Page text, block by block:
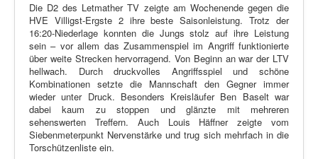
Die D2 des Letmather TV zeigte am Wochenende gegen die
HVE Villigst-Ergste 2 ihre beste Saisonleistung. Trotz der
16:20-Niederlage konnten die Jungs stolz auf ihre Leistung
sein – vor allem das Zusammenspiel im Angriff funktionierte
über weite Strecken hervorragend. Von Beginn an war der LTV
hellwach. Durch druckvolles Angriffsspiel und schöne
Kombinationen setzte die Mannschaft den Gegner immer
wieder unter Druck. Besonders Kreisläufer Ben Baselt war
dabei kaum zu stoppen und glänzte mit mehreren
sehenswerten Treffern. Auch Louis Häffner zeigte vom
Siebenmeterpunkt Nervenstärke und trug sich mehrfach in die
Torschützenliste ein.